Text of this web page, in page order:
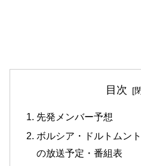
目次
先発メンバー予想
ボルシア・ドルトムン
の放送予定・番組表